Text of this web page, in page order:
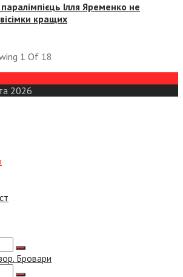
Ілля Яременко не
кращих
1 Of 18
2026